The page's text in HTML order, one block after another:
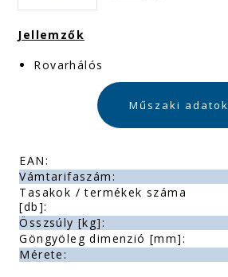
Jellemzők
Rovarhálós
Műszaki adatok
EAN:
Vámtarifaszám:
Tasakok / termékek száma
[db]:
Összsúly [kg]:
Göngyöleg dimenzió [mm]:
Mérete: